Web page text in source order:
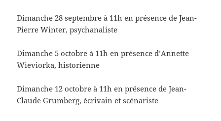
Dimanche 28 septembre à 11h en présence de Jean-
Pierre Winter, psychanaliste
Dimanche 5 octobre à 11h en présence d’Annette
Wieviorka, historienne
Dimanche 12 octobre à 11h en présence de Jean-
Claude Grumberg, écrivain et scénariste